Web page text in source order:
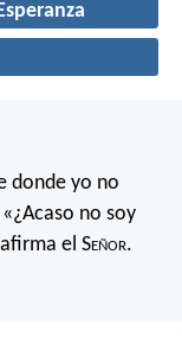
donde yo no
«¿Acaso no soy
afirma el Señor.